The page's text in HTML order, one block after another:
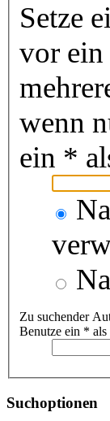
Setze
vor ein
wenn
ein *
Zu suchender
Benutze ein *
Suchoptionen